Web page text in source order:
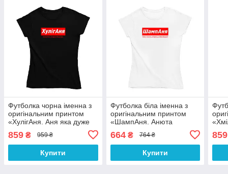
Футболка чорна іменна з
оригінальним принтом
«ХулігАня. Аня яка дуже
859 ₴ 959 ₴
Купити
Футболка біла іменна з
оригінальним принтом
«ШампАня. Анюта
вибухова як бульбашки»
Push IT
664₴ 764 ₴
Купити
859